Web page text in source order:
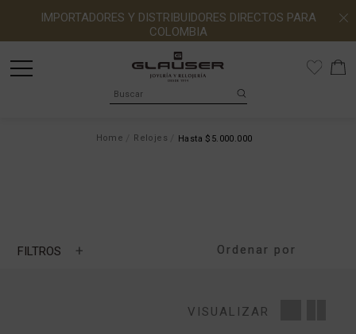
IMPORTADORES Y DISTRIBUIDORES DIRECTOS PARA
COLOMBIA
Home Relojes Hasta $5.000.000
FILTROS +
VISUALIZAR